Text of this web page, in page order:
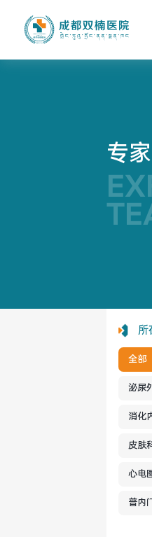
专
所
全部
泌尿
消化
皮肤
心电
普内